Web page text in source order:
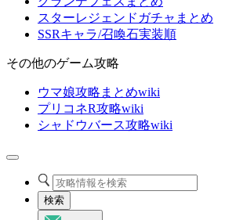
スターレジェンドガチャまとめ
SSRキャラ/召喚石実装順
その他のゲーム攻略
ウマ娘攻略まとめwiki
プリコネR攻略wiki
シャドウバース攻略wiki
検索